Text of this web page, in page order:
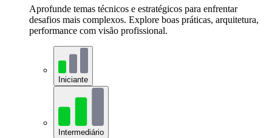
Aprofunde temas técnicos e estratégicos para enfrentar
desafios mais complexos. Explore boas práticas, arquitetura,
performance com visão profissional.
Iniciante
Intermediário